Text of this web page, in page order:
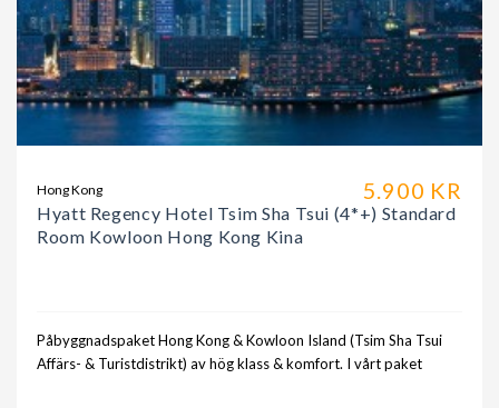
5.900 KR
Hong Kong
Hyatt Regency Hotel Tsim Sha Tsui (4*+) Standard
Room Kowloon Hong Kong Kina
Påbyggnadspaket Hong Kong & Kowloon Island (Tsim Sha Tsui
Affärs- & Turistdistrikt) av hög klass & komfort. I vårt paket